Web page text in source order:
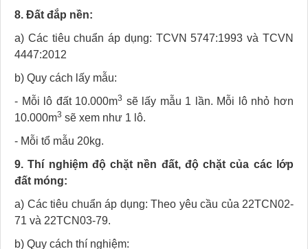
8. Đất đắp nền:
a) Các tiêu chuẩn áp dụng: TCVN 5747:1993 và TCVN
4447:2012
b) Quy cách lấy mẫu:
- Mỗi lô đất 10.000m3 sẽ lấy mẫu 1 lần. Mỗi lô nhỏ hơn
10.000m3 sẽ xem như 1 lô.
- Mỗi tổ mẫu 20kg.
9. Thí nghiệm độ chặt nền đất, độ chặt của các lớp
đất móng:
a) Các tiêu chuẩn áp dụng: Theo yêu cầu của 22TCN02-
71 và 22TCN03-79.
b) Quy cách thí nghiệm: